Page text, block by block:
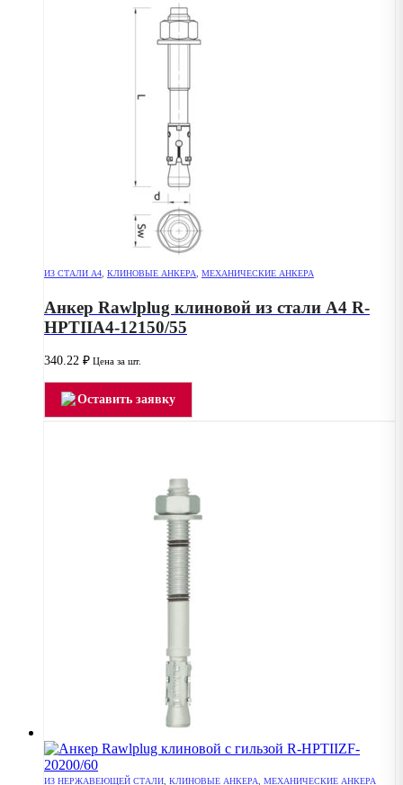
ИЗ СТАЛИ А4, КЛИНОВЫЕ АНКЕРА, МЕХАНИЧЕСКИЕ АНКЕРА
Анкер Rawlplug клиновой из стали А4 R-
HPTIIA4-12150/55
340.22 ₽ Цена за шт.
Оставить заявку
ИЗ НЕРЖАВЕЮЩЕЙ СТАЛИ КЛИНОВЫЕ АНКЕРА МЕХАНИЧЕСКИЕ АНКЕРА